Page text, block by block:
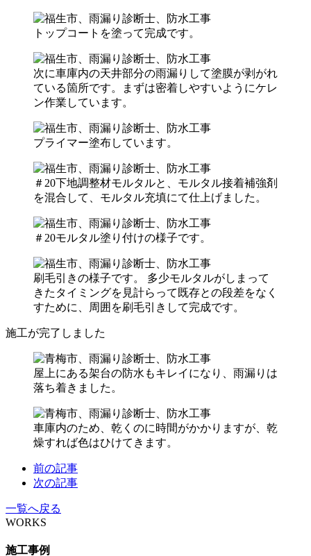
トップコートを塗って完成です。
次に車庫内の天井部分の雨漏りして塗膜が剥がれ
ている箇所です。まずは密着しやすいようにケレ
ン作業しています。
プライマー塗布しています。
＃20下地調整材モルタルと、モルタル接着補強剤
を混合して、モルタル充填にて仕上げました。
＃20モルタル塗り付けの様子です。
刷毛引きの様子です。 多少モルタルがしまって
きたタイミングを見計らって既存との段差をなく
すために、周囲を刷毛引きして完成です。
施工が完了しました
屋上にある架台の防水もキレイになり、雨漏りは
落ち着きました。
車庫内のため、乾くのに時間がかかりますが、乾
燥すれば色はひけてきます。
前の記事
次の記事
一覧へ戻る
WORKS
施工事例